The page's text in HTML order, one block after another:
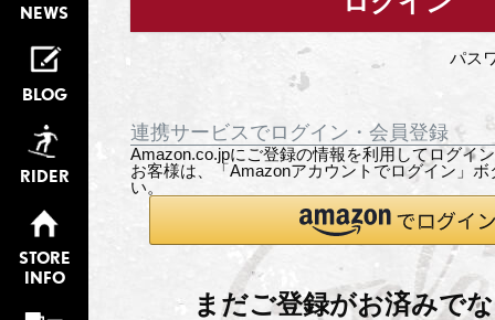
NEWS
BLOG
RIDER
STORE
INFO
パス
連携サービスでログイン・会員登録
Amazon.co.jpにご登録の情報を利用してログイ
お客様は、「Amazonアカウントでログイン」
い。
まだご登録がお済みで